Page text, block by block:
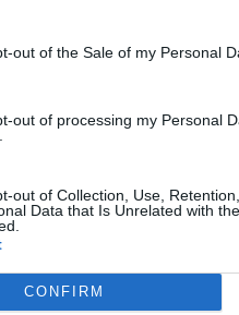
out of the Sale of my Personal
out of processing my Personal
out of Collection, Use,
Data that Is Unrelated with
CONFIRM